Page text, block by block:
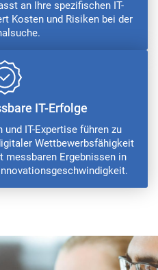
an Ihre spezifischen IT-
Kosten und Risiken bei der
IT-Erfolge
IT-Expertise führen zu
Wettbewerbsfähigkeit
messbaren Ergebnissen in